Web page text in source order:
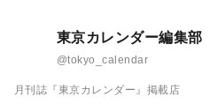
東京カレンダー編集部
@tokyo_calendar
月刊誌『東京カレンダー』掲載店